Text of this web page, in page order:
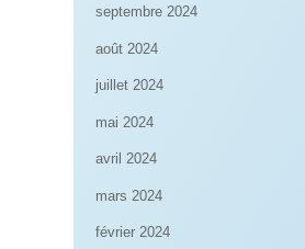
septembre 2024
août 2024
juillet 2024
mai 2024
avril 2024
mars 2024
février 2024